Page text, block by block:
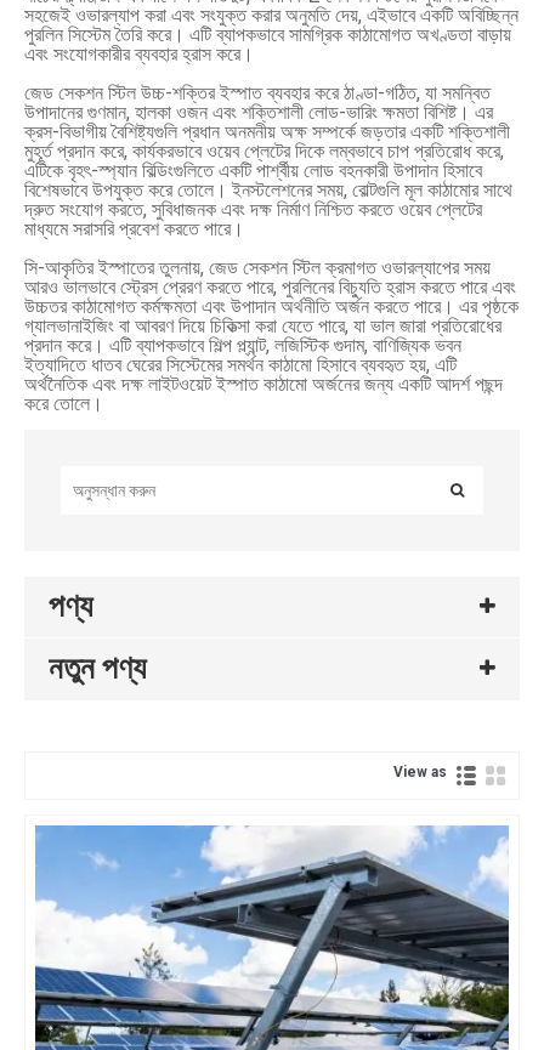
সহজেই ওভারল্যাপ করা এবং সংযুক্ত করার অনুমতি দেয়, এইভাবে একটি অবিচ্ছিন্ন
পুরলিন সিস্টেম তৈরি করে। এটি ব্যাপকভাবে সামগ্রিক কাঠামোগত অখণ্ডতা বাড়ায়
এবং সংযোগকারীর ব্যবহার হ্রাস করে।
জেড সেকশন স্টিল উচ্চ-শক্তির ইস্পাত ব্যবহার করে ঠাণ্ডা-গঠিত, যা সমন্বিত
উপাদানের গুণমান, হালকা ওজন এবং শক্তিশালী লোড-ভারিং ক্ষমতা বিশিষ্ট। এর
ক্রস-বিভাগীয় বৈশিষ্ট্যগুলি প্রধান অনমনীয় অক্ষ সম্পর্কে জড়তার একটি শক্তিশালী
মুহূর্ত প্রদান করে, কার্যকরভাবে ওয়েব প্লেটের দিকে লম্বভাবে চাপ প্রতিরোধ করে,
এটিকে বৃহৎ-স্প্যান বিল্ডিংগুলিতে একটি পার্শ্বীয় লোড বহনকারী উপাদান হিসাবে
বিশেষভাবে উপযুক্ত করে তোলে। ইনস্টলেশনের সময়, বোল্টগুলি মূল কাঠামোর সাথে
দ্রুত সংযোগ করতে, সুবিধাজনক এবং দক্ষ নির্মাণ নিশ্চিত করতে ওয়েব প্লেটের
মাধ্যমে সরাসরি প্রবেশ করতে পারে।
সি-আকৃতির ইস্পাতের তুলনায়, জেড সেকশন স্টিল ক্রমাগত ওভারল্যাপের সময়
আরও ভালভাবে স্ট্রেস প্রেরণ করতে পারে, পুরলিনের বিচ্যুতি হ্রাস করতে পারে এবং
উচ্চতর কাঠামোগত কর্মক্ষমতা এবং উপাদান অর্থনীতি অর্জন করতে পারে। এর পৃষ্ঠকে
গ্যালভানাইজিং বা আবরণ দিয়ে চিকিত্সা করা যেতে পারে, যা ভাল জারা প্রতিরোধের
প্রদান করে। এটি ব্যাপকভাবে শিল্প প্ল্যান্ট, লজিস্টিক গুদাম, বাণিজ্যিক ভবন
ইত্যাদিতে ধাতব ঘেরের সিস্টেমের সমর্থন কাঠামো হিসাবে ব্যবহৃত হয়, এটি
অর্থনৈতিক এবং দক্ষ লাইটওয়েট ইস্পাত কাঠামো অর্জনের জন্য একটি আদর্শ পছন্দ
করে তোলে।
পণ্য
নতুন পণ্য
View as